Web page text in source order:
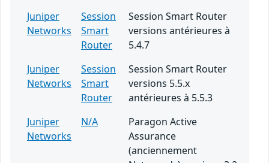
Juniper
Networks
Session
Smart
Router
Session Smart Router
versions antérieures à
5.4.7
Juniper
Networks
Session
Smart
Router
Session Smart Router
versions 5.5.x
antérieures à 5.5.3
Juniper
Networks
N/A
Paragon Active
Assurance
(anciennement